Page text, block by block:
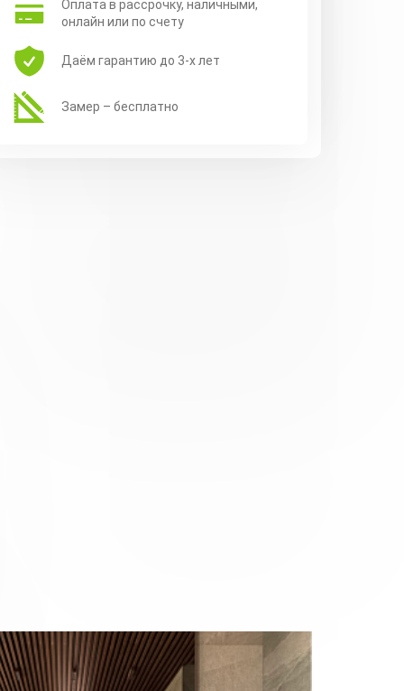
Оплата в рассрочку, наличными,
онлайн или по счету
Даём гарантию до 3-х лет
Замер – бесплатно